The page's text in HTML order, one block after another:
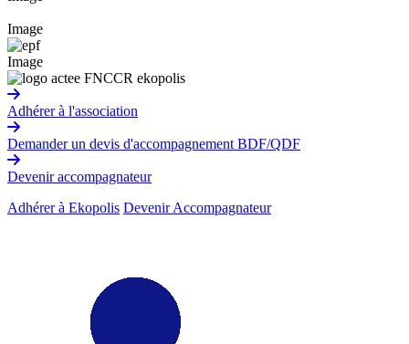
Image
Image
Adhérer à l'association
Demander un devis d'accompagnement BDF/QDF
Devenir accompagnateur
Adhérer à Ekopolis Devenir Accompagnateur